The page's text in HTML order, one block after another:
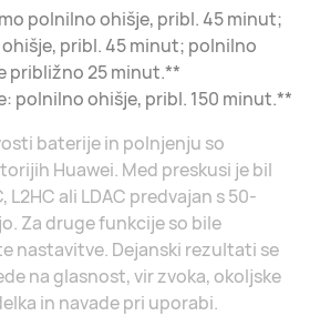
polnilno ohišje, pribl. 45 minut;
pribl. 45 minut; polnilno
približno 25 minut.**
polnilno ohišje, pribl. 150 minut.**
baterije in polnjenju so
Huawei. Med preskusi je bil
L2HC ali LDAC predvajan s 50-
Za druge funkcije so bile
nastavitve. Dejanski rezultati se
na glasnost, vir zvoka, okoljske
in navade pri uporabi.